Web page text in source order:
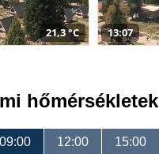
21,3 °C 13:07
hőmérsékletek
09:00 12:00 15:00